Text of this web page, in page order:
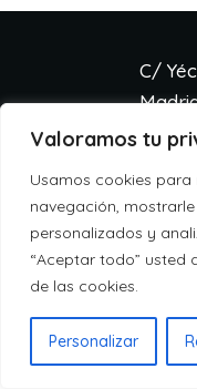
Valoramos tu
Usamos cookies
navegación,
personalizados y
“Aceptar todo” usted
de las cookies.
Personalizar
C/
+34